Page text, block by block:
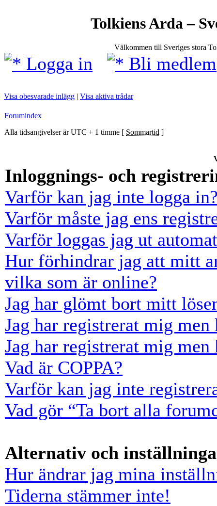
Tolkiens Arda –
Välkommen till Sveriges stora
Logga in Bli medlem
Visa obesvarade inlägg | Visa aktiva trådar
Forumindex
Alla tidsangivelser är UTC + 1 timme [ Sommartid ]
Inloggnings- och
Varför kan jag inte logga
Varför måste jag ens
Varför loggas jag ut
Hur förhindrar jag att mitt
vilka som är online?
Jag har glömt bort mitt
Jag har registrerat mig
Jag har registrerat mig
Vad är COPPA?
Varför kan jag inte
Vad gör “Ta bort alla
Alternativ och
Hur ändrar jag mina
Tiderna stämmer inte!